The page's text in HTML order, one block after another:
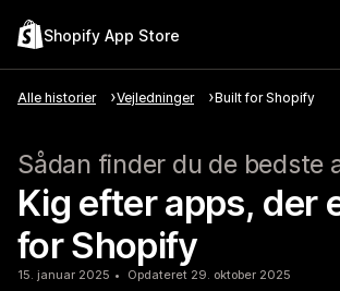
Shopify App Store
Alle historier Vejledninger Built for Shopify
Sådan finder du de bedste
Kig efter apps, der
for Shopify
15. januar 2025 Opdateret 29. oktober 2025